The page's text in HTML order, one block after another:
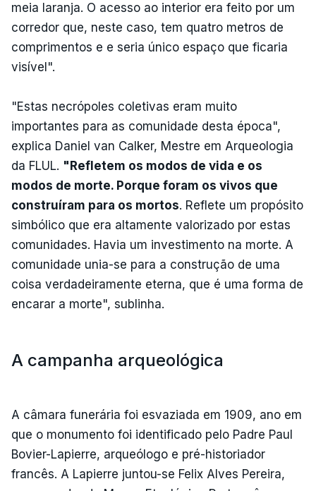
meia laranja. O acesso ao interior era feito por um
corredor que, neste caso, tem quatro metros de
comprimentos e e seria único espaço que ficaria
visível".
"Estas necrópoles coletivas eram muito
importantes para as comunidade desta época",
explica Daniel van Calker, Mestre em Arqueologia
da FLUL. "Refletem os modos de vida e os
modos de morte. Porque foram os vivos que
construíram para os mortos. Reflete um propósito
simbólico que era altamente valorizado por estas
comunidades. Havia um investimento na morte. A
comunidade unia-se para a construção de uma
coisa verdadeiramente eterna, que é uma forma de
encarar a morte", sublinha.
A campanha arqueológica
A câmara funerária foi esvaziada em 1909, ano em
que o monumento foi identificado pelo Padre Paul
Bovier-Lapierre, arqueólogo e pré-historiador
francês. A Lapierre juntou-se Felix Alves Pereira,